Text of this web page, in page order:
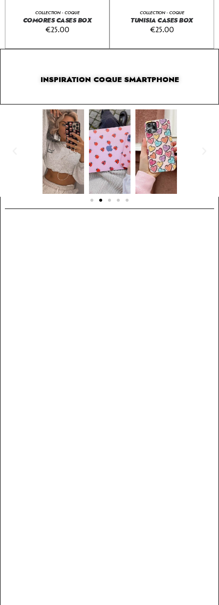
COLLECTION - COQUE
COMORES CASES BOX
€25.00
COLLECTION - COQUE
TUNISIA CASES BOX
€25.00
INSPIRATION COQUE SMARTPHONE